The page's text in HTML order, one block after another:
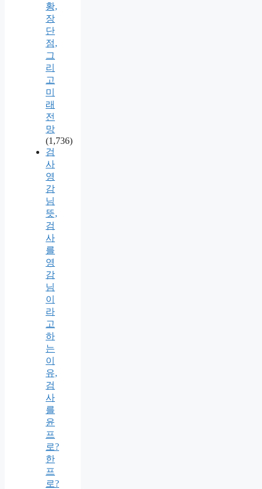
황,
장
단
점,
그
리
고
미
래
전
망
(1,736)
검
사
영
감
님
뜻,
검
사
를
영
감
님
이
라
고
하
는
이
유,
검
사
를
윤
프
로?
한
프
로?